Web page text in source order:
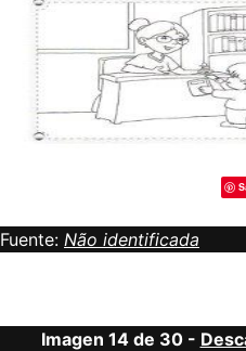
Fuente: Não identificada
Imagen 14 de 30 -